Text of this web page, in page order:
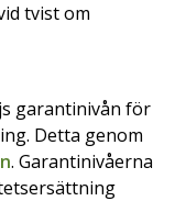
tvist om
garantinivån för
Detta genom
. Garantinivåerna